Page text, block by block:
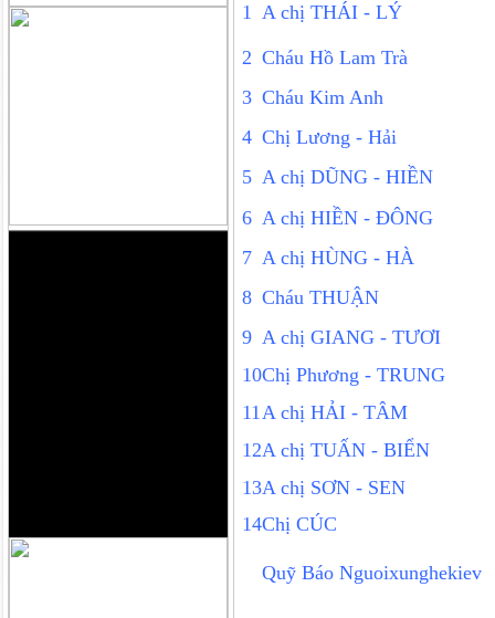
1 A chị THÁI - LÝ
2 Cháu Hồ Lam Trà
3 Cháu Kim Anh
4 Chị Lương - Hải
5 A chị DŨNG - HIỀN
6 A chị HIỀN - ĐÔNG
7 A chị HÙNG - HÀ
8 Cháu THUẬN
9 A chị GIANG - TƯƠI
10Chị Phương - TRUNG
11A chị HẢI - TÂM
12A chị TUẤN - BIỂN
13A chị SƠN - SEN
14Chị CÚC
Quỹ Báo Nguoixunghekiev